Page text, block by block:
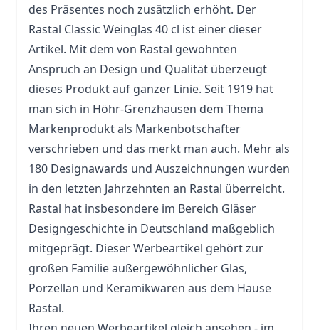
des Präsentes noch zusätzlich erhöht. Der
Rastal Classic Weinglas 40 cl ist einer dieser
Artikel. Mit dem von Rastal gewohnten
Anspruch an Design und Qualität überzeugt
dieses Produkt auf ganzer Linie. Seit 1919 hat
man sich in Höhr-Grenzhausen dem Thema
Markenprodukt als Markenbotschafter
verschrieben und das merkt man auch. Mehr als
180 Designawards und Auszeichnungen wurden
in den letzten Jahrzehnten an Rastal überreicht.
Rastal hat insbesondere im Bereich Gläser
Designgeschichte in Deutschland maßgeblich
mitgeprägt. Dieser Werbeartikel gehört zur
großen Familie außergewöhnlicher Glas,
Porzellan und Keramikwaren aus dem Hause
Rastal.